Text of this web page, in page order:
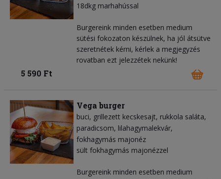
18dkg marhahússal
Burgereink minden esetben medium
sütési fokozaton készülnek, ha jól átsütve
szeretnétek kérni, kérlek a megjegyzés
rovatban ezt jelezzétek nekünk!
5 590 Ft
Vega burger
buci grillezett kecskesajt rukkola saláta
paradicsom lilahagymalekvár
fokhagymás majonéz
sült fokhagymás majonézzel
Burgereink minden esetben medium